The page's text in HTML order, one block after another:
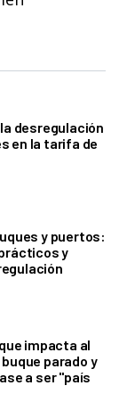
desregulación
en la tarifa de
y puertos:
y
impacta al
parado y
a ser "país